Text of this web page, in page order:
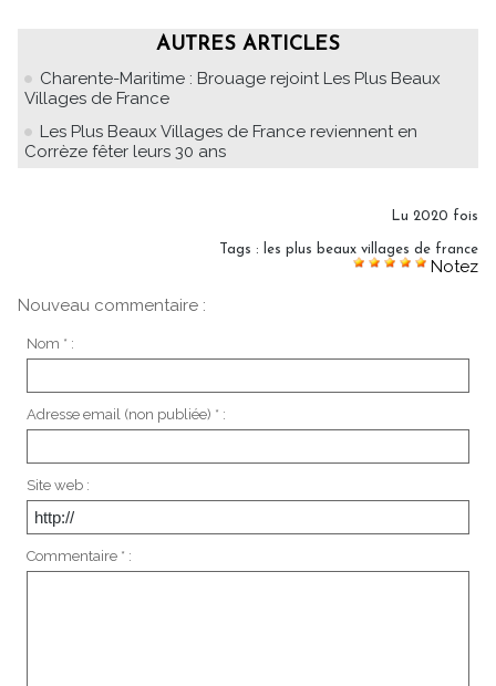
AUTRES ARTICLES
Charente-Maritime : Brouage rejoint Les Plus Beaux
Villages de France
Les Plus Beaux Villages de France reviennent en
Corrèze fêter leurs 30 ans
Lu 2020 fois
Tags : les plus beaux villages de france
Notez
Nouveau commentaire :
Nom * :
Adresse email (non publiée) * :
Site web :
Commentaire * :